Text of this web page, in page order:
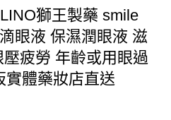
獅王製藥 smile
眼液 保濕潤眼液 滋
疲勞 年齡或用眼過
實體藥妝店直送